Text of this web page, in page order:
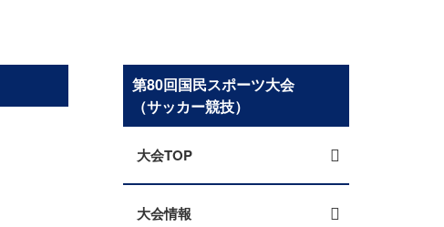
第80回国民スポーツ大会
（サッカー競技）
大会TOP
大会情報